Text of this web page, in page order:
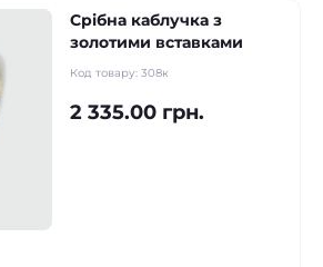
Срібна каблучка з
золотими вставками
Код товару: 308к
2 335.00 грн.